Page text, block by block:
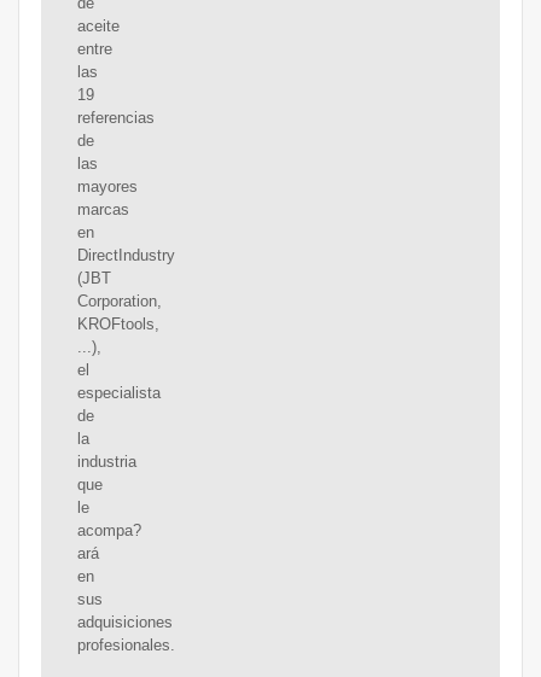
aceite
entre
las
19
referencias
de
las
mayores
marcas
en
DirectIndustry
(JBT
Corporation,
KROFtools,
...),
el
especialista
de
la
industria
que
le
acompa?
ará
en
sus
adquisiciones
profesionales.